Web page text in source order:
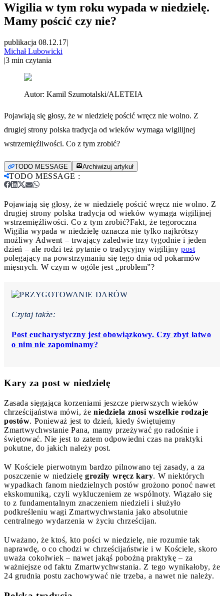
Wigilia w tym roku wypada w niedzielę.
Mamy pościć czy nie?
publikacja 08.12.17|
Michał Lubowicki
|3 min czytania
Autor: Kamil Szumotalski/ALETEIA
Pojawiają się głosy, że w niedzielę pościć wręcz nie wolno. Z
drugiej strony polska tradycja od wieków wymaga wigilijnej
wstrzemięźliwości. Co z tym zrobić?
TODO MESSAGE Archiwizuj artykuł
TODO MESSAGE :
Pojawiają się głosy, że w niedzielę pościć wręcz nie wolno. Z
drugiej strony polska tradycja od wieków wymaga wigilijnej
wstrzemięźliwości. Co z tym zrobić?Fakt, że tegoroczna
Wigilia wypada w niedzielę oznacza nie tylko najkrótszy
możliwy Adwent – trwający zaledwie trzy tygodnie i jeden
dzień – ale rodzi też pytanie o tradycyjny wigilijny post
polegający na powstrzymaniu się tego dnia od pokarmów
mięsnych. W czym w ogóle jest „problem”?
Czytaj także:
Post eucharystyczny jest obowiązkowy. Czy zbyt łatwo
o nim nie zapominamy?
Kary za post w niedzielę
Zasada sięgająca korzeniami jeszcze pierwszych wieków
chrześcijaństwa mówi, że niedziela znosi wszelkie rodzaje
postów. Ponieważ jest to dzień, kiedy świętujemy
Zmartwychwstanie Pana, mamy przeżywać go radośnie i
świętować. Nie jest to zatem odpowiedni czas na praktyki
pokutne, do jakich należy post.
W Kościele pierwotnym bardzo pilnowano tej zasady, a za
poszczenie w niedzielę groziły wręcz kary. W niektórych
wypadkach fanom niedzielnych postów grożono ponoć nawet
ekskomuniką, czyli wykluczeniem ze wspólnoty. Wiązało się
to z fundamentalnym znaczeniem niedzieli i służyło
podkreśleniu wagi Zmartwychwstania jako absolutnie
centralnego wydarzenia w życiu chrześcijan.
Uważano, że ktoś, kto pości w niedzielę, nie rozumie tak
naprawdę, o co chodzi w chrześcijaństwie i w Kościele, skoro
uważa cokolwiek – nawet jakąś pobożną praktykę – za
ważniejsze od faktu Zmartwychwstania. Z tego wynikałoby, że
24 grudnia postu zachowywać nie trzeba, a nawet nie należy.